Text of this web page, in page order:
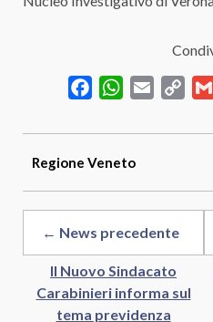
FacebookWhatsApp
Email
Copy
Regione Veneto
← News precedente
Il Nuovo Sindacato
Carabinieri informa sul
tema previdenza